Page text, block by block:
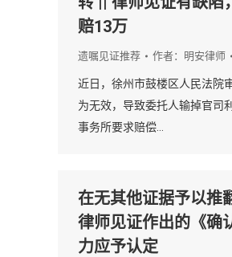
赔13万
遗嘱见证推荐 作者： 明安律师
近日，徐州市鼓楼区人民法院
为无效，导致委托人输掉官司
事务所要求赔偿…
在无其他证据予以推
律师见证作出的《确
力应予认定